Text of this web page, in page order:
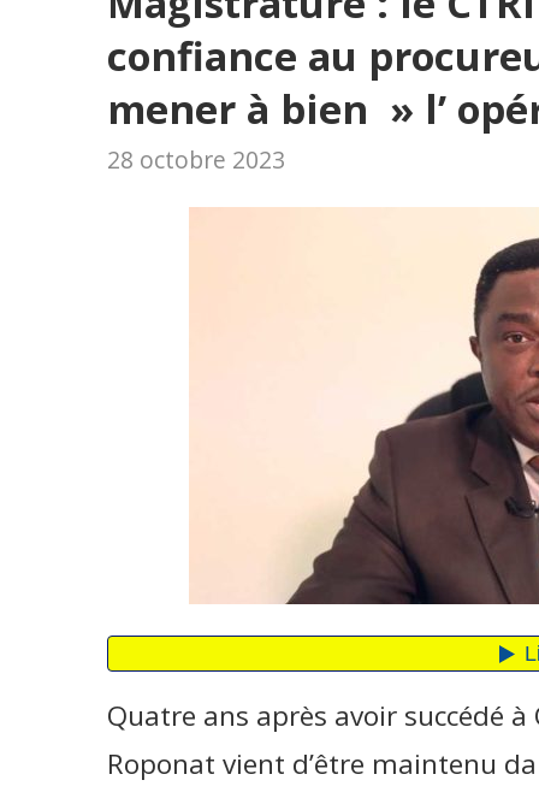
confiance au
mener à bien » l’
28 octobre 2023
Quatre ans après avoir succédé
Roponat vient d’être maintenu